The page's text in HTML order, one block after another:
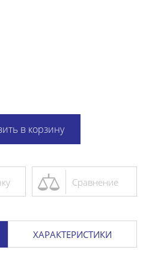
в корзину
Сравнение
ХАРАКТЕРИСТИКИ